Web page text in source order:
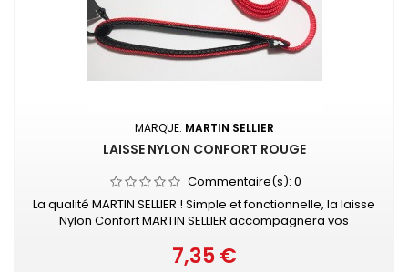
MARQUE: MARTIN SELLIER
LAISSE NYLON CONFORT ROUGE
Commentaire(s): 0
La qualité MARTIN SELLIER ! Simple et fonctionnelle, la laisse
Nylon Confort MARTIN SELLIER accompagnera vos
et résistante Poignée renforcée pour plus de confort
Prix
7,35 €